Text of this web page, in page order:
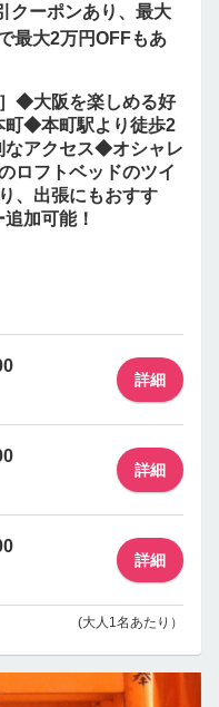
クーポンあり、最大
最大2万円OFFもあ
◆大阪を楽しめる好
町◆本町駅より徒歩2
なアクセス◆オシャレ
ロフトベッドのツイ
、出張にもおすす
加可能！
詳細
詳細
詳細
(大人1名あたり）